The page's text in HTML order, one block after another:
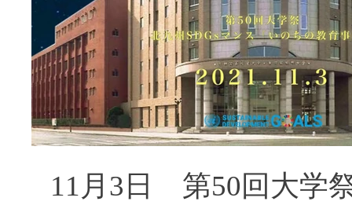
11月3日 第50回大学